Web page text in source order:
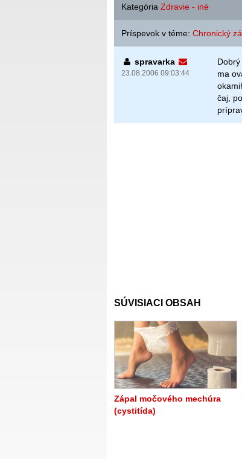
Kategória Zdravie - iné
Príspevok v téme: Chronický
spravarka
23.08.2006 09:03:44
ma
čaj,
SÚVISIACI OBSAH
Zápal močového mechúra
(cystitída)